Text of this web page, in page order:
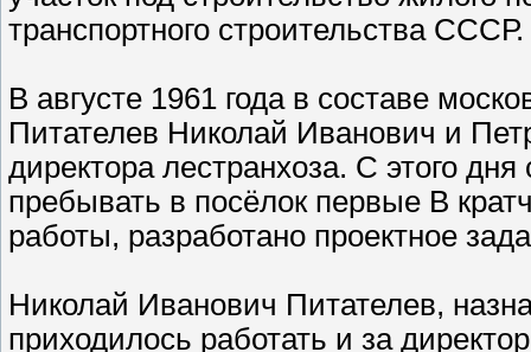
транспортного строительства СССР.
В августе 1961 года в составе
Питателев Николай Иванович и
директора лестранхоза. С этого
пребывать в посёлок первые В
работы, разработано проектное
Николай Иванович Питателев,
приходилось работать и за